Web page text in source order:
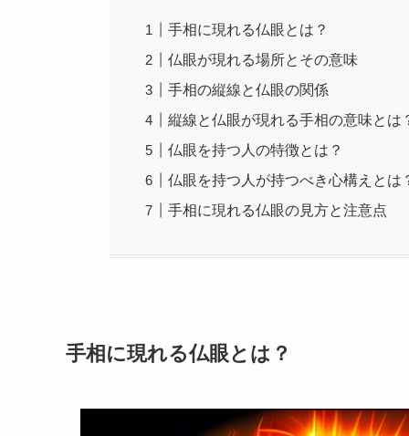
手相に現れる仏眼とは？
仏眼が現れる場所とその意味
手相の縦線と仏眼の関係
縦線と仏眼が現れる手相の意味とは
仏眼を持つ人の特徴とは？
仏眼を持つ人が持つべき心構えとは
手相に現れる仏眼の見方と注意点
手相に現れる仏眼とは？